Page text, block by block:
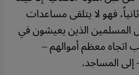
فهو لا يتلقى مساعدات
المسلمين الذين يعيشون في
اتجاه معظم أموالهم –
إلى المساجد.